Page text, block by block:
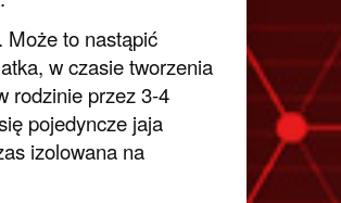
Może to nastąpić
w czasie tworzenia
rodzinie przez 3-4
pojedyncze jaja
izolowana na